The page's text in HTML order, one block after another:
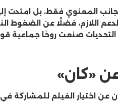
المعنوي فقط، بل امتدت
اللازم، فضلًا عن الضغوط
صنعت روحًا جماعية
«كان»
اختيار الفيلم للمشاركة